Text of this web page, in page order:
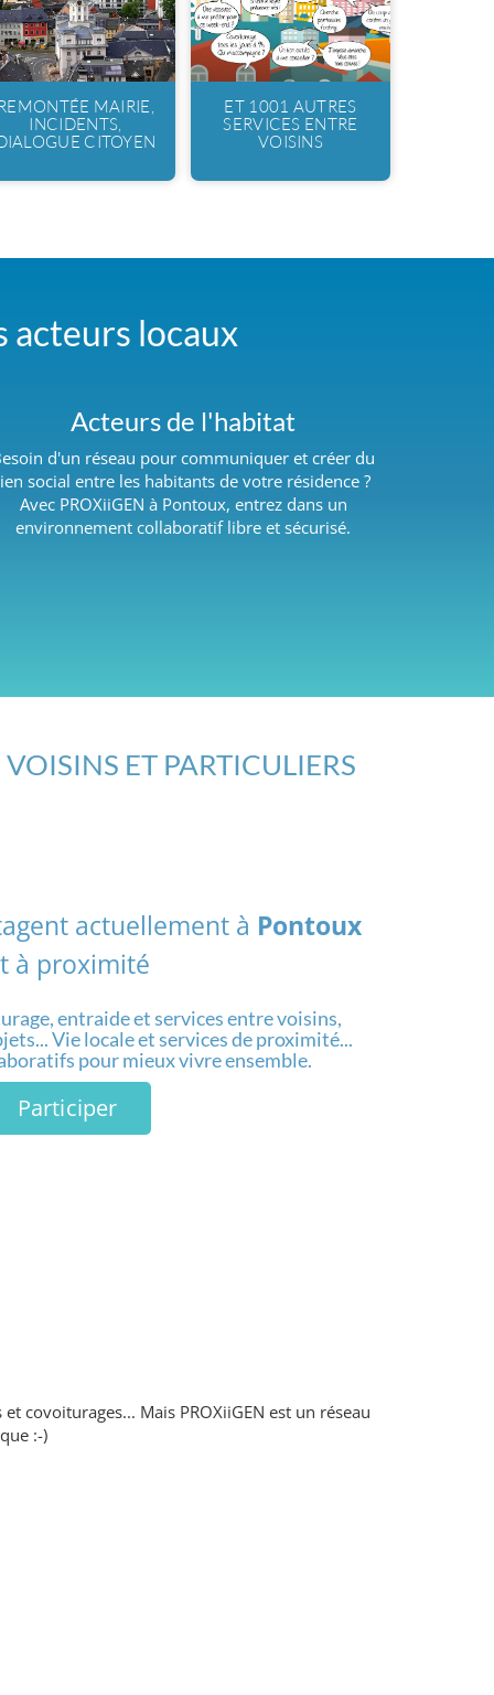
MAIRIE,
INCIDENTS,
CITOYEN
ET 1001 AUTRES
SERVICES ENTRE
VOISINS
acteurs locaux
Acteurs de l'habitat
d'un réseau pour communiquer et créer du
social entre les habitants de votre résidence ?
Avec PROXiiGEN à Pontoux, entrez dans un
environnement collaboratif libre et sécurisé.
ET PARTICULIERS
actuellement à Pontoux
à proximité
entraide et services entre voisins,
Vie locale et services de proximité...
pour mieux vivre ensemble.
Participer
covoiturages... Mais PROXiiGEN est un réseau
:-)